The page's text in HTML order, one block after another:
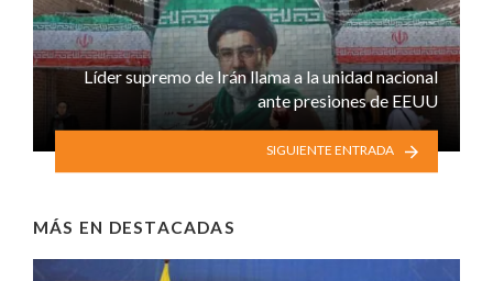
Líder supremo de Irán llama a la unidad nacional
ante presiones de EEUU
SIGUIENTE ENTRADA
MÁS EN DESTACADAS